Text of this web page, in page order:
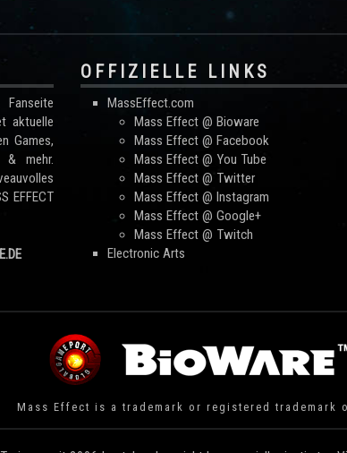
Fanseite
aktuelle
Games,
& mehr.
EFFECT
OFFIZIELLE LINKS
MassEffect.com
Mass Effect @ Bioware
Mass Effect @ Facebook
Mass Effect @ You Tube
Mass Effect @ Twitter
Mass Effect @ Instagram
Mass Effect @ Google+
Mass Effect @ Twitch
Electronic Arts
Mass Effect is a trademark or registered trademark